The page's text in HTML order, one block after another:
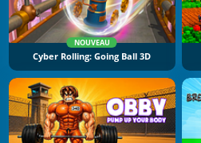
NOUVEAU
Cyber Rolling: Going Ball 3D